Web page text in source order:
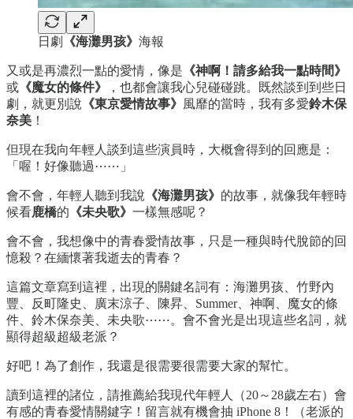
日劇 《海灘男孩》 海報
又或是再濃烈一點的愛情，像是 《神啊！請多給我一點時間》
或 《魔女的條件》
，也都會讓我心兒碰碰跳。既然談到到些日
劇，就更別說 《東京愛情故事》 風靡的當時，我有多愛鈴木保
奈美 ！
但現在我向年輕人談到這些演員時，大概會得到的回應是：
「喔！好像聽過⋯⋯」
會不會，年輕人聽到我說 《海灘男孩》 的故事，就像我年輕時
候看鹿橋的 《未央歌》 一樣無感呢？
會不會，我想像中的青春愛情故事，只是一種與時代脫節的回
憶殺？在緬懷著我逝去的青春？
這篇文章寫到這裡，出現的關鍵名詞有：海灘男孩、竹野內
豐、反町隆史、廣末涼子、陳昇、Summer、神啊、魔女的條
件、鈴木保奈美、未央歌⋯⋯。會不會光是出現這些名詞，就
顯得超級超級老派？
好吧！為了創作，我還是很需要很需要大家的幫忙。
讀到這裡的諸位，請推薦給我現代年輕人（20～28歲左右）會
有感的青春愛情關鍵字！留言就有機會抽 iPhone 8！（老派的